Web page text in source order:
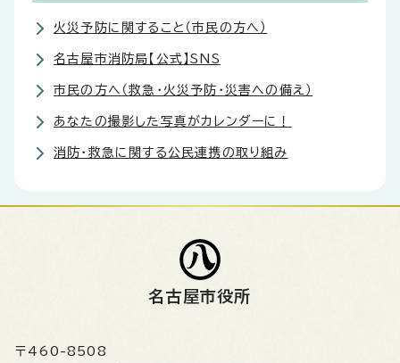
火災予防に関すること（市民の方へ）
名古屋市消防局【公式】SNS
市民の方へ（救急・火災予防・災害への備え）
あなたの撮影した写真がカレンダーに！
消防・救急に関する公民連携の取り組み
名古屋市役所
〒460-8508